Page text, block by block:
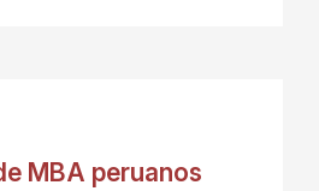
MBA peruanos